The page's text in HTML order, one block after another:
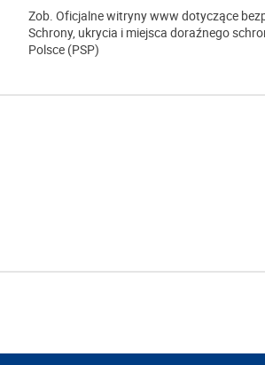
Zob. Oficjalne witryny www dotyczące
Schrony, ukrycia i miejsca doraźnego
Polsce (PSP)